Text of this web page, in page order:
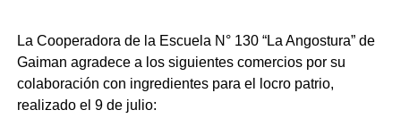
La Cooperadora de la Escuela N° 130 “La Angostura” de
Gaiman agradece a los siguientes comercios por su
colaboración con ingredientes para el locro patrio,
realizado el 9 de julio: